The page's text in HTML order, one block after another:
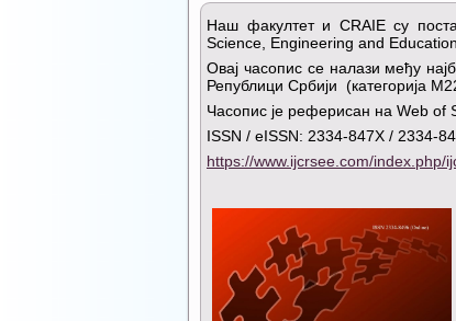
Наш факултет и CRAIE су
Science, Engineering and
Овај часопис се налази међу
Републици Србији (категорија
Часопис је реферисан на Web of
ISSN / eISSN: 2334-847X / 2334-
https://www.ijcrsee.com/index.php/